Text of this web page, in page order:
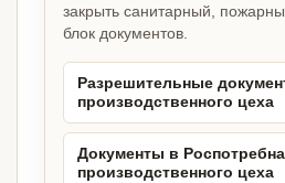
закрыть санитарный,
блок документов.
Разрешительные
производственного цеха
Документы в
производственного цеха